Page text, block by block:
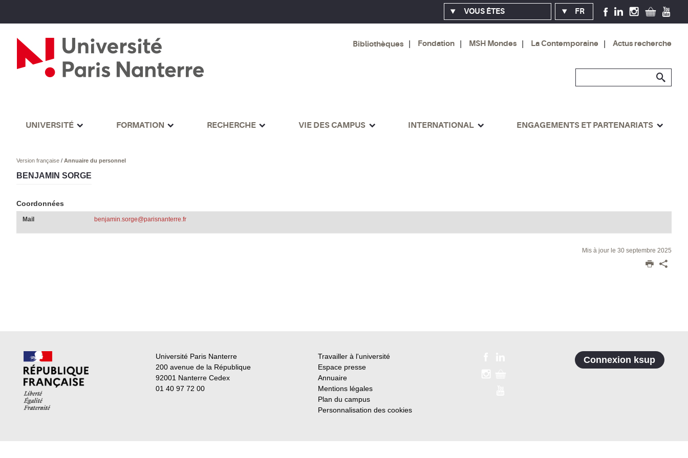
VOUS ÊTES FR
Bibliothèques Fondation MSH Mondes La Contemporaine Actus recherche
UNIVERSITÉ FORMATION RECHERCHE VIE DES CAMPUS INTERNATIONAL ENGAGEMENTS ET PARTENARIATS
Version française/ Annuaire du personnel
BENJAMIN SORGE
Coordonnées
Mail benjamin.sorge@parisnanterre.fr
Mis à jour le 30 septembre 2025
Université Paris Nanterre
200 avenue de la République
92001 Nanterre Cedex
01 40 97 72 00
Travailler à l'université
Espace presse
Annuaire
Mentions légales
Plan du campus
Personnalisation des cookies
Connexion ksup